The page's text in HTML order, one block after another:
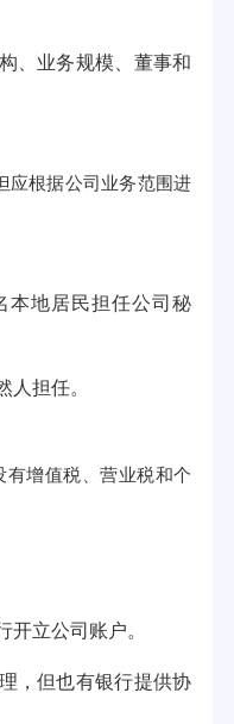
、业务规模、董事和
应根据公司业务范围进
本地居民担任公司秘
人担任。
增值税、营业税和个
开立公司账户。
，但也有银行提供协